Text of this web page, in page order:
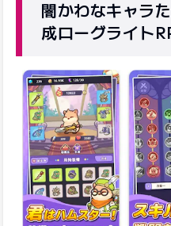
闇かわなキャラ
成ローグライト